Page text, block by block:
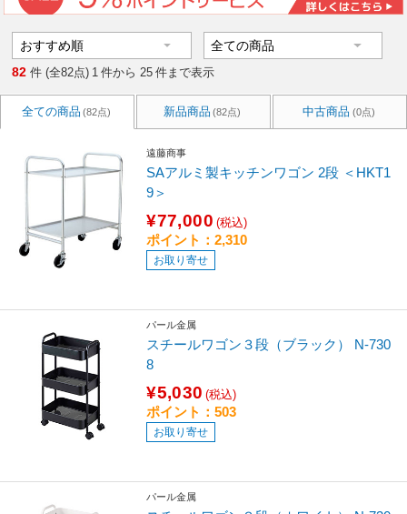
82 件 (全82点) 1 件から 25 件まで表示
全ての商品 (82点) 新品商品 (82点) 中古商品 (0点)
遠藤商事
SAアルミ製キッチンワゴン 2段 ＜HKT1
9＞
¥77,000 (税込)
ポイント：2,310
お取り寄せ
パール金属
スチールワゴン３段（ブラック） N-730
8
¥5,030 (税込)
ポイント：503
お取り寄せ
パール金属